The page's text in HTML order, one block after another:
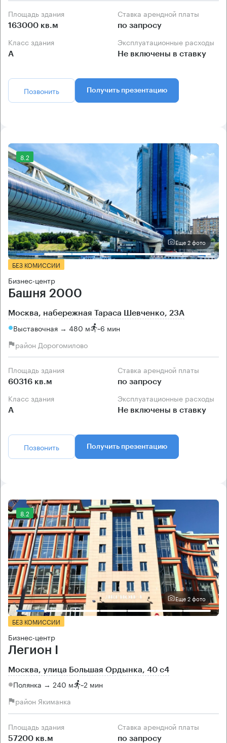
Площадь здания
163000 кв.м
Ставка арендной платы
по запросу
Класс здания
А
Эксплуатационные расходы
Не включены в ставку
Позвонить Получить презентацию
8.2
Еще 2 фото
БЕЗ КОМИССИИ
Бизнес-центр
Башня 2000
Москва, набережная Тараса Шевченко, 23А
Выставочная → 480 м ~6 мин
район Дорогомилово
Площадь здания
60316 кв.м
Ставка арендной платы
по запросу
Класс здания
А
Эксплуатационные расходы
Не включены в ставку
Позвонить Получить презентацию
8.2
Еще 2 фото
БЕЗ КОМИССИИ
Бизнес-центр
Легион I
Москва, улица Большая Ордынка, 40 с4
Полянка → 240 м ~2 мин
район Якиманка
Площадь здания
57200 кв.м
Ставка арендной платы
по запросу